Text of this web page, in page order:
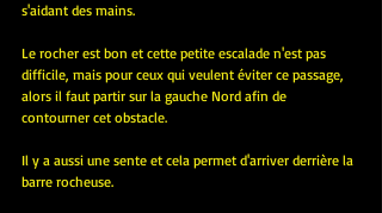
s'aidant des mains.
Le rocher est bon et cette petite escalade n'est pas
difficile, mais pour ceux qui veulent éviter ce passage,
alors il faut partir sur la gauche Nord afin de
contourner cet obstacle.
Il y a aussi une sente et cela permet d'arriver derrière la
barre rocheuse.